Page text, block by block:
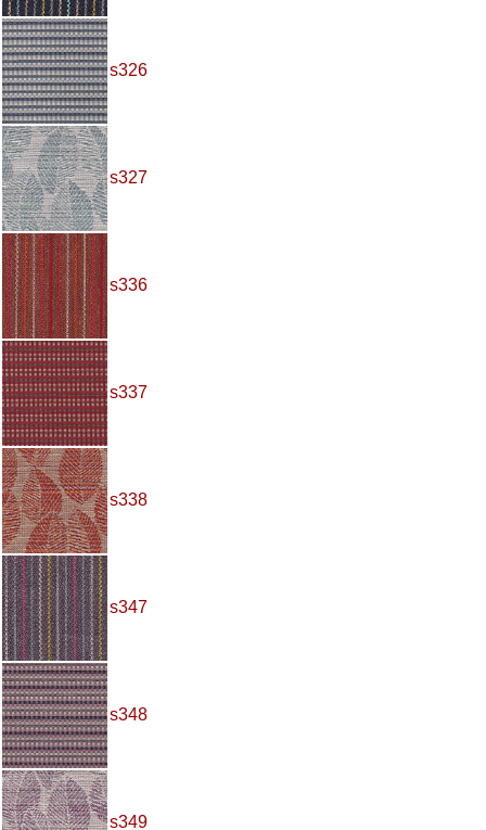
s326
s327
s336
s337
s338
s347
s348
s349